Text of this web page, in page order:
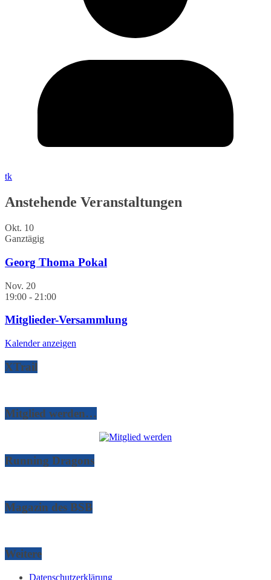
tk
Anstehende Veranstaltungen
Okt. 10
Ganztägig
Georg Thoma Pokal
Nov. 20
19:00 - 21:00
Mitglieder-Versammlung
Kalender anzeigen
XTrail
Mitglied werden…
Running Dragons
Magazin des BSB
Weitere
Datenschutzerklärung